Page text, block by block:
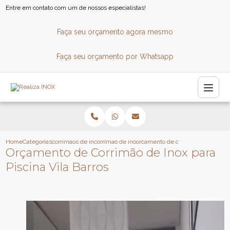
Entre em contato com um de nossos especialistas!
Faça seu orçamento agora mesmo
Faça seu orçamento por Whatsapp
HomeCategoriascorrimaos de inoxcorrimao de inox para escadaorcamento de corrimao de inox
Orçamento de Corrimão de Inox para
Piscina Vila Barros